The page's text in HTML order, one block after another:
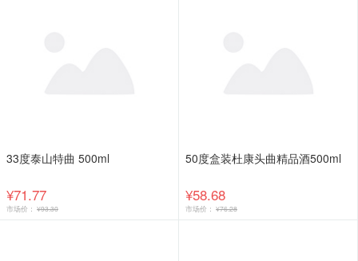
33度泰山特曲 500ml
¥71.77
市场价： ¥93.30
50度盒装杜康头曲精品酒500ml
¥58.68
市场价： ¥76.28